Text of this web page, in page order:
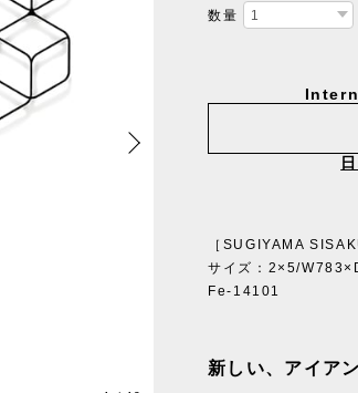
数量
［SUGIYAMA
サイズ：2×5/
Fe-14101
新しい、アイア